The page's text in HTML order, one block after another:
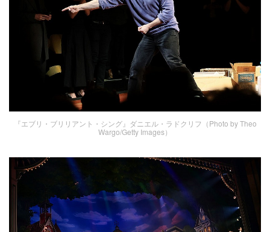
『エブリ・ブリリアント・シング』ダニエル・ラドクリフ（Photo by Theo
Wargo/Getty Images）